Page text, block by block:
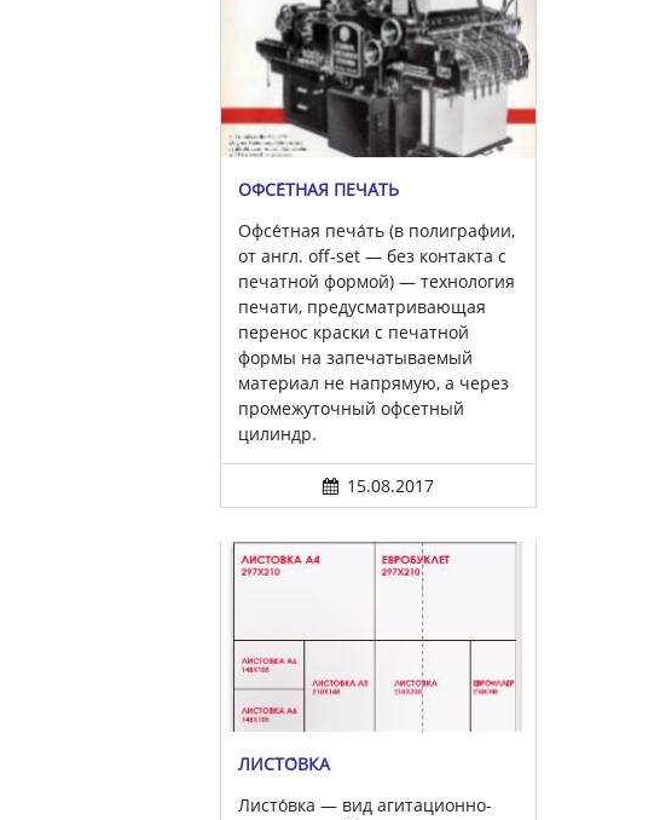
ОФСЕ́ТНАЯ ПЕЧА́ТЬ
Офсе́тная печа́ть (в полиграфии,
от англ. off-set — без контакта с
печатной формой) — технология
печати, предусматривающая
перенос краски с печатной
формы на запечатываемый
материал не напрямую, а через
промежуточный офсетный
цилиндр.
15.08.2017
ЛИСТО́ВКА
Листо́вка — вид агитационно-